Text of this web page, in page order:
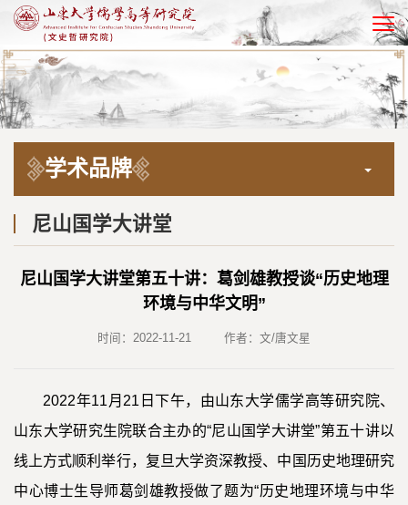
EN
学术品牌
尼山国学大讲堂
尼山国学大讲堂第五十讲：葛剑雄教授谈“历史地理
环境与中华文明”
时间：2022-11-21 作者：文/唐文星
2022年11月21日下午，由山东大学儒学高等研究院、
山东大学研究生院联合主办的“尼山国学大讲堂”第五十讲以
线上方式顺利举行，复旦大学资深教授、中国历史地理研究
中心博士生导师葛剑雄教授做了题为“历史地理环境与中华